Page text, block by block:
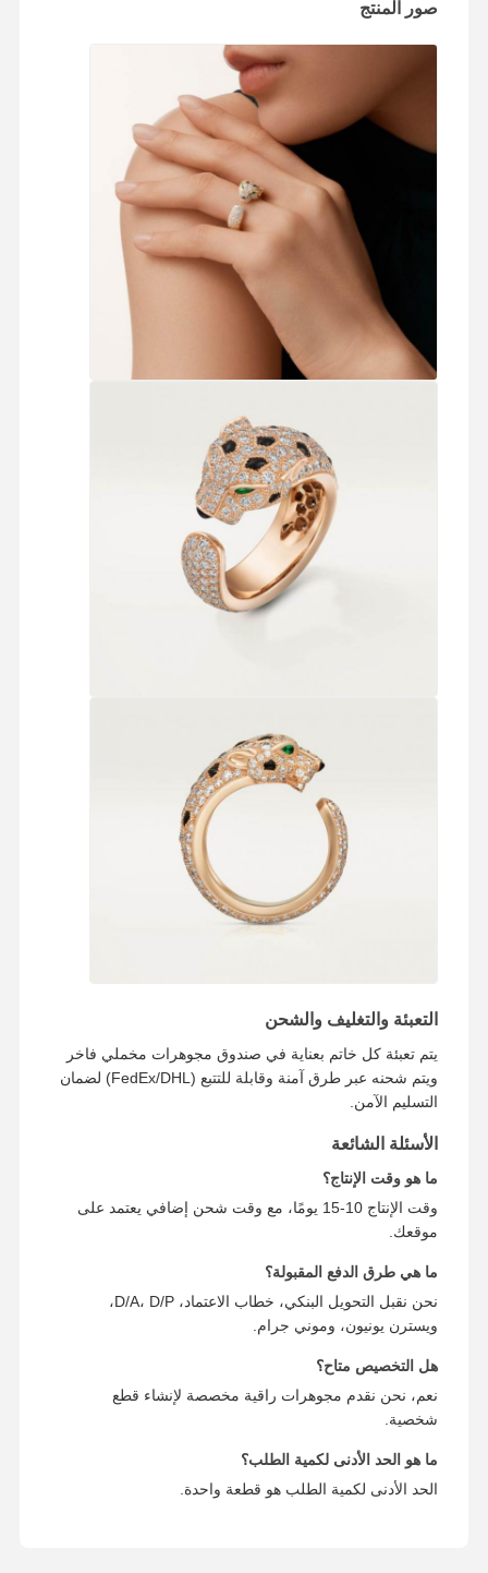
مراقبة الجودة
مدونة اطلب اقتباس
حلقات الماس 18K
أساور ذهبية 18 كيلو
قلادة 18 كارت
سوار الساعة الماسية
القلادة المصفاة بالذهب 14 كارت
مجوهرات بلاتينية مخصصة
صور المنتج
التعبئة والتغليف والشحن
يتم تعبئة كل خاتم بعناية في صندوق مجوهرات مخملي فاخر
ويتم شحنه عبر طرق آمنة وقابلة للتتبع (FedEx/DHL) لضمان
التسليم الآمن.
الأسئلة الشائعة
ما هو وقت الإنتاج؟
وقت الإنتاج 10-15 يومًا، مع وقت شحن إضافي يعتمد على
موقعك.
ما هي طرق الدفع المقبولة؟
نحن نقبل التحويل البنكي، خطاب الاعتماد، D/A، D/P،
ويسترن يونيون، وموني جرام.
هل التخصيص متاح؟
نعم، نحن نقدم مجوهرات راقية مخصصة لإنشاء قطع
شخصية.
ما هو الحد الأدنى لكمية الطلب؟
الحد الأدنى لكمية الطلب هو قطعة واحدة.